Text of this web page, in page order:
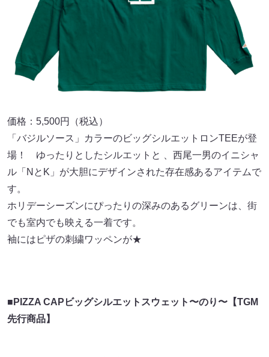
価格：5,500円（税込）
「バジルソース」カラーのビッグシルエットロンTEEが登
場！ ゆったりとしたシルエットと 、西尾一男のイニシャ
ル「NとK」が大胆にデザインされた存在感あるアイテムで
す。
ホリデーシーズンにぴったりの深みのあるグリーンは、街
でも室内でも映える一着です。
袖にはピザの刺繍ワッペンが★
■PIZZA CAPビッグシルエットスウェット〜のり〜【TGM
先行商品】